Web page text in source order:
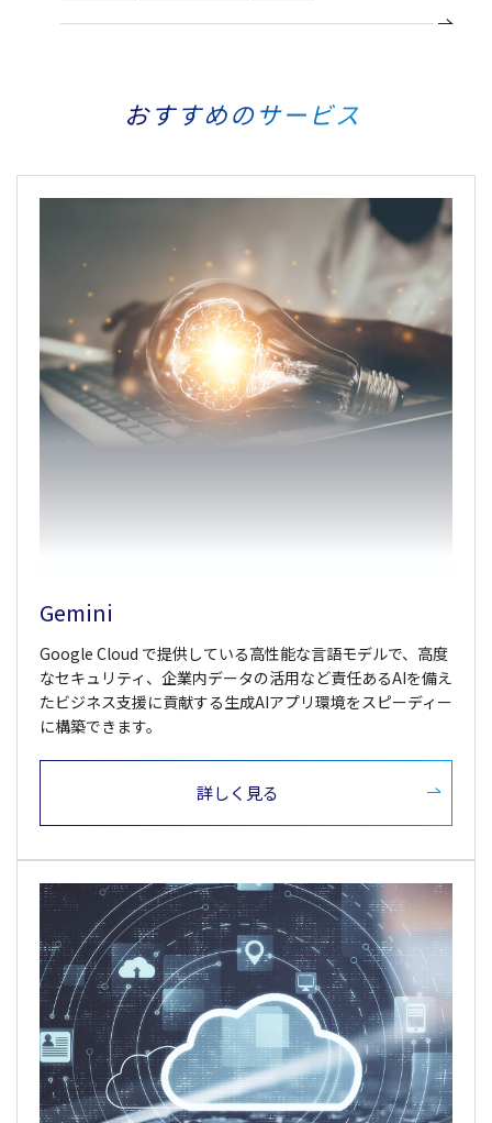
おすすめのサービス
Gemini
Google Cloud で提供している高性能な言語モデルで、高度
なセキュリティ、企業内データの活用など責任あるAIを備え
たビジネス支援に貢献する生成AIアプリ環境をスピーディー
に構築できます。
詳しく見る